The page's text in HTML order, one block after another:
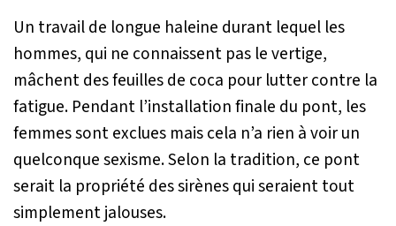
Un travail de longue haleine durant lequel les
hommes, qui ne connaissent pas le vertige,
mâchent des feuilles de coca pour lutter contre la
fatigue. Pendant l’installation finale du pont, les
femmes sont exclues mais cela n’a rien à voir un
quelconque sexisme. Selon la tradition, ce pont
serait la propriété des sirènes qui seraient tout
simplement jalouses.